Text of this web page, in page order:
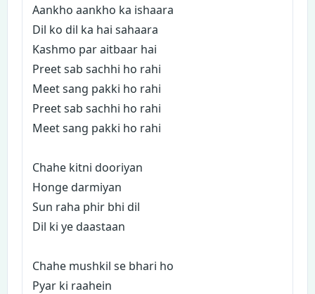
Aankho aankho ka ishaara
Dil ko dil ka hai sahaara
Kashmo par aitbaar hai
Preet sab sachhi ho rahi
Meet sang pakki ho rahi
Preet sab sachhi ho rahi
Meet sang pakki ho rahi
Chahe kitni dooriyan
Honge darmiyan
Sun raha phir bhi dil
Dil ki ye daastaan
Chahe mushkil se bhari ho
Pyar ki raahein